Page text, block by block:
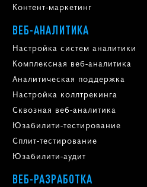
Контент-маркетинг
ВЕБ-АНАЛИТИКА
Настройка систем аналитики
Комплексная веб-аналитика
Аналитическая поддержка
Настройка коллтрекинга
Сквозная веб-аналитика
Юзабилити-тестирование
Сплит-тестирование
Юзабилити-аудит
ВЕБ-РАЗРАБОТКА